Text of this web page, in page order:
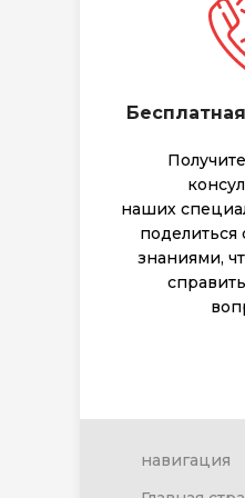
наших
знаниями,
навигация